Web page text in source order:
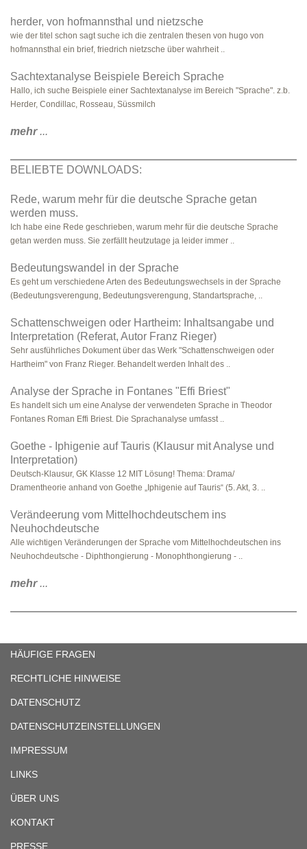
herder, von hofmannsthal und nietzsche
wie der titel schon sagt suche ich die zentralen thesen von hugo von
hofmannsthal ein brief, friedrich nietzsche über wahrheit ..
Sachtextanalyse Beispiele Bereich Sprache
Hallo, ich suche Beispiele einer Sachtextanalyse im Bereich "Sprache". z.b.
Herder, Condillac, Rosseau, Süssmilch
mehr...
BELIEBTE DOWNLOADS:
Rede, warum mehr für die deutsche Sprache getan
werden muss.
Ich habe eine Rede geschrieben, warum mehr für die deutsche Sprache
getan werden muss. Sie zerfällt heutzutage ja leider immer ..
Bedeutungswandel in der Sprache
Es geht um verschiedene Arten des Bedeutungswechsels in der Sprache
(Bedeutungsverengung, Bedeutungsverengung, Standartsprache, ..
Schattenschweigen oder Hartheim: Inhaltsangabe und
Interpretation (Referat, Autor Franz Rieger)
Sehr ausführliches Dokument über das Werk "Schattenschweigen oder
Hartheim" von Franz Rieger. Behandelt werden Inhalt des ..
Analyse der Sprache in Fontanes "Effi Briest"
Es handelt sich um eine Analyse der verwendeten Sprache in Theodor
Fontanes Roman Effi Briest. Die Sprachanalyse umfasst ..
Goethe - Iphigenie auf Tauris (Klausur mit Analyse und
Interpretation)
Deutsch-Klausur, GK Klasse 12 MIT Lösung! Thema: Drama/
Dramentheorie anhand von Goethe „Iphigenie auf Tauris“ (5. Akt, 3. ..
Verändeerung vom Mittelhochdeutschem ins
Neuhochdeutsche
Alle wichtigen Veränderungen der Sprache vom Mittelhochdeutschen ins
Neuhochdeutsche - Diphthongierung - Monophthongierung - ..
mehr...
HÄUFIGE FRAGEN
RECHTLICHE HINWEISE
DATENSCHUTZ
DATENSCHUTZEINSTELLUNGEN
IMPRESSUM
LINKS
ÜBER UNS
KONTAKT
PRESSE